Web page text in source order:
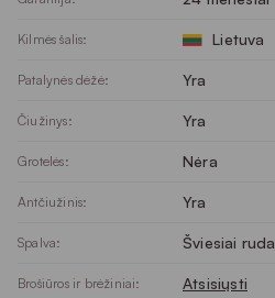
Kilmės šalis: Lietuva
Patalynės dėžė: Yra
Čiužinys: Yra
Grotelės: Nėra
Antčiužinis: Yra
Spalva: Šviesiai ruda
Brošiūros ir brėžiniai: Atsisiųsti